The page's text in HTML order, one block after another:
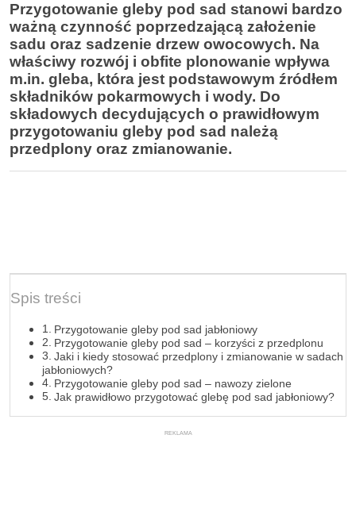
Przygotowanie gleby pod sad stanowi bardzo
ważną czynność poprzedzającą założenie
sadu oraz sadzenie drzew owocowych. Na
właściwy rozwój i obfite plonowanie wpływa
m.in. gleba, która jest podstawowym źródłem
składników pokarmowych i wody. Do
składowych decydujących o prawidłowym
przygotowaniu gleby pod sad należą
przedplony oraz zmianowanie.
Spis treści
Przygotowanie gleby pod sad jabłoniowy
Przygotowanie gleby pod sad – korzyści z przedplonu
Jaki i kiedy stosować przedplony i zmianowanie w sadach
jabłoniowych?
Przygotowanie gleby pod sad – nawozy zielone
Jak prawidłowo przygotować glebę pod sad jabłoniowy?
REKLAMA